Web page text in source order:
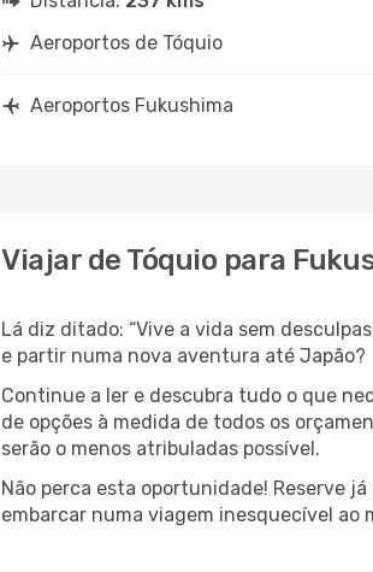
Aeroportos de Tóquio
Aeroportos Fukushima
Viajar de Tóquio para
Lá diz ditado: “Vive a vida sem
e partir numa nova aventura até Japão?
Continue a ler e descubra tudo o que
de opções à medida de todos os
serão o menos atribuladas possível.
Não perca esta oportunidade! Reserve já
embarcar numa viagem inesquecível ao